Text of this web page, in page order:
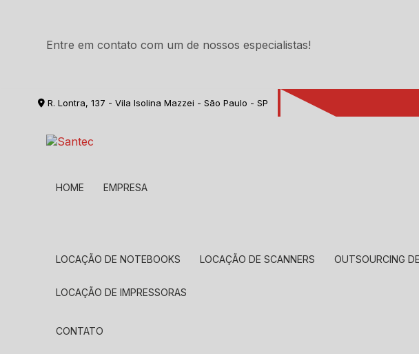
Entre em contato com um de nossos especialistas!
R. Lontra, 137 - Vila Isolina Mazzei - São Paulo - SP
HOME EMPRESA
LOCAÇÃO DE NOTEBOOKS LOCAÇÃO DE SCANNERS OUTSOURCING
LOCAÇÃO DE IMPRESSORAS
CONTATO